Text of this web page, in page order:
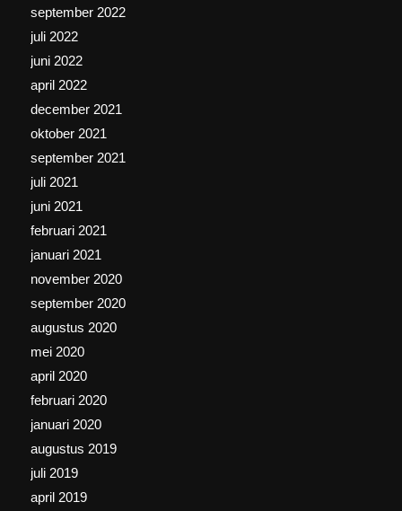
september 2022
juli 2022
juni 2022
april 2022
december 2021
oktober 2021
september 2021
juli 2021
juni 2021
februari 2021
januari 2021
november 2020
september 2020
augustus 2020
mei 2020
april 2020
februari 2020
januari 2020
augustus 2019
juli 2019
april 2019